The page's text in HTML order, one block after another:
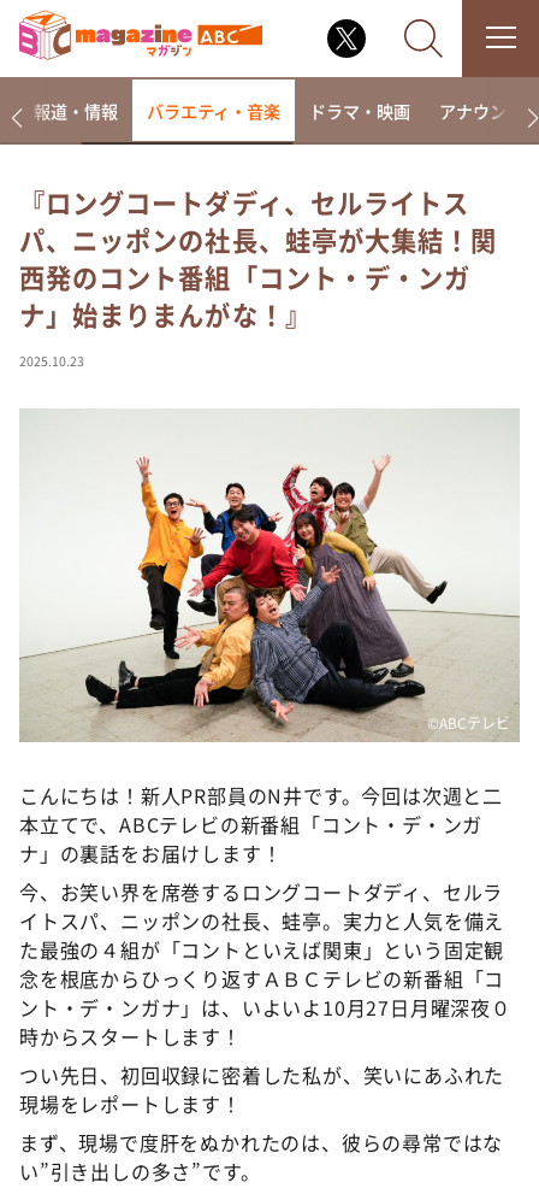
なるみ・岡村の過ぎるTV
相席食堂
これ余談なんですけど・・・
～人生密着トークバラエティ！～ やすとものいたっ
て真剣です
探偵！ナイトスクープ
news おかえり
河合＆A.B.C-Z塚田×福井アナ「なんでやねん！？」
（news おかえり）
DAIGOも台所 ～きょうの献立 何にする？～
本日はダイアンなり！シーズン２
朝だ！生です旅サラダ
教えて！ニュースライブ 正義のミカタ
ＬＩＦＥ～夢のカタチ～
ポツンと一軒家
ザキ山小屋本館
ぺこぱのまるスポ
アナ回覧板
報道・情報 バラエティ・音楽 ドラマ・映画 アナウンサー
『ロングコートダディ、セルライトス
パ、ニッポンの社長、蛙亭が大集結！関
西発のコント番組「コント・デ・ンガ
ナ」始まりまんがな！』
2025.10.23
©ABCテレビ
こんにちは！新人PR部員のN井です。今回は次週と二
本立てで、ABCテレビの新番組「コント・デ・ンガ
ナ」の裏話をお届けします！
今、お笑い界を席巻するロングコートダディ、セルラ
イトスパ、ニッポンの社長、蛙亭。実力と人気を備え
た最強の４組が「コントといえば関東」という固定観
念を根底からひっくり返すＡＢＣテレビの新番組「コ
ント・デ・ンガナ」は、いよいよ10月27日月曜深夜０
時からスタートします！
つい先日、初回収録に密着した私が、笑いにあふれた
現場をレポートします！
まず、現場で度肝をぬかれたのは、彼らの尋常ではな
い”引き出しの多さ”です。